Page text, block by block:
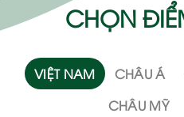
CHỌN
VIỆT NAM CHÂU Á
CHÂU MỸ